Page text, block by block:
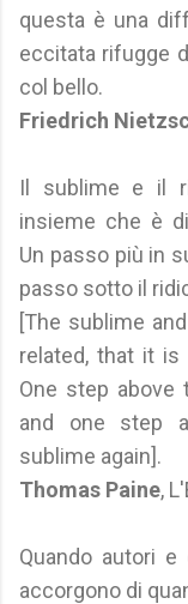
questa è una
eccitata rifugge
col bello.
Friedrich
Il sublime e il
insieme che è
Un passo più in
passo sotto il
[The sublime
related, that it
One step above
and one step
sublime again].
Thomas Paine,
Quando autori
accorgono di